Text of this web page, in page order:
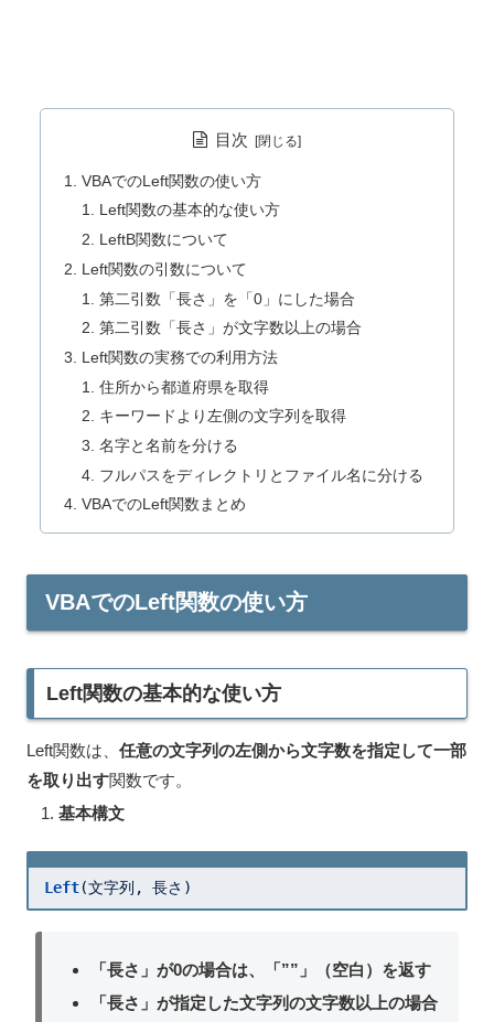
目次
VBAでのLeft関数の使い方
Left関数の基本的な使い方
LeftB関数について
Left関数の引数について
第二引数「長さ」を「0」にした場合
第二引数「長さ」が文字数以上の場合
Left関数の実務での利用方法
住所から都道府県を取得
キーワードより左側の文字列を取得
名字と名前を分ける
フルパスをディレクトリとファイル名に分ける
VBAでのLeft関数まとめ
VBAでのLeft関数の使い方
Left関数の基本的な使い方
Left関数は、 任意の文字列の左側から文字数を指定して一部
を取り出す関数です。
基本構文
Left(文字列, 長さ)
「長さ」が0の場合は、「””」（空白）を返す
「長さ」が指定した文字列の文字数以上の場合